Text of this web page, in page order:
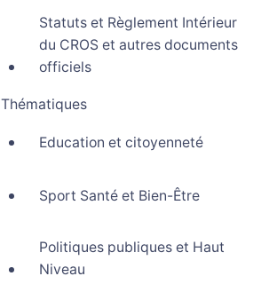
Statuts et Règlement Intérieur
du CROS et autres documents
officiels
Thématiques
Education et citoyenneté
Sport Santé et Bien-Être
Politiques publiques et Haut
Niveau